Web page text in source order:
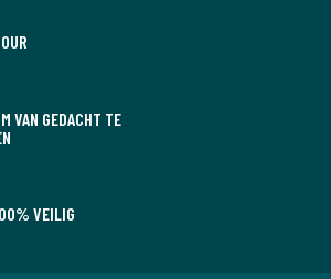
VAN GEDACHT TE
VEILIG